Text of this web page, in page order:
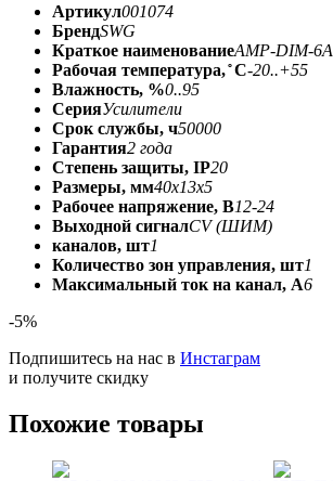
Артикул001074
БрендSWG
Краткое наименованиеAMP-DIM-6A
Рабочая температура, ̊ С-20..+55
Влажность, %0..95
СерияУсилители
Срок службы, ч50000
Гарантия2 года
Степень защиты, IP20
Размеры, мм40x13x5
Рабочее напряжение, В12-24
Выходной сигналCV (ШИМ)
каналов, шт1
Количество зон управления, шт1
Максимальный ток на канал, А6
-5%
Подпишитесь на нас в Инстаграм
и получите скидку
Похожие товары